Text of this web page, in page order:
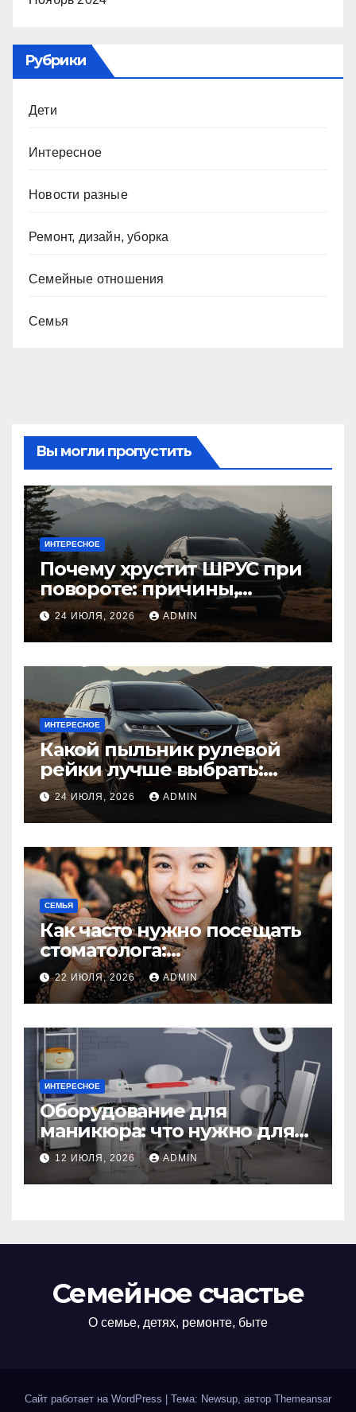
Рубрики
Дети
Интересное
Новости разные
Ремонт, дизайн, уборка
Семейные отношения
Семья
Вы могли пропустить
ИНТЕРЕСНОЕ
Почему хрустит ШРУС при
повороте: причины,
диагностика
24 ИЮЛЯ, 2026 ADMIN
ИНТЕРЕСНОЕ
Какой пыльник рулевой
рейки лучше выбрать:
оригинальный или аналог,
резина или полиуретан
24 ИЮЛЯ, 2026 ADMIN
СЕМЬЯ
Как часто нужно посещать
стоматолога:
рекомендации для
здоровья зубов
22 ИЮЛЯ, 2026 ADMIN
ИНТЕРЕСНОЕ
Оборудование для
маникюра: что нужно для
идеального маникюра
12 ИЮЛЯ, 2026 ADMIN
Семейное счастье
О семье, детях, ремонте, быте
Сайт работает на WordPress Тема: Newsup, автор Themeansar